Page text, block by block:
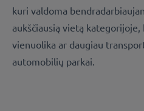
kuri valdoma
aukščiausią vietą
vienuolika ar daugiau
automobilių parkai.